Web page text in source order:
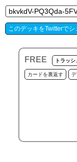
このデッキをTwitterでシ
FREE トラッシ
カードを裏返す